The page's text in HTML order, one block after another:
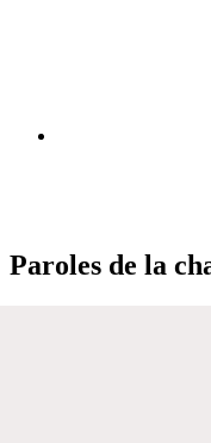
Paroles de la